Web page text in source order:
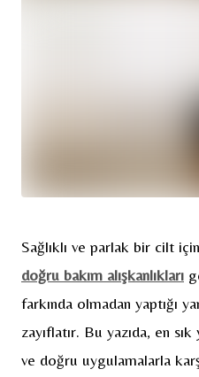
Sağlıklı ve parlak bir cilt
doğru bakım alışkanlıkları
farkında olmadan yaptığı
zayıflatır. Bu yazıda, en
ve doğru uygulamalarla